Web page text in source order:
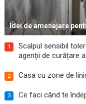
Idei de amenajare
1
Scalpul sensibil
agenții de curățare
2 Casa cu zone de
3 Ce faci când te